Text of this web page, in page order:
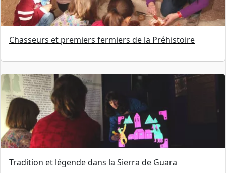
Chasseurs et premiers fermiers de la Préhistoire
Tradition et légende dans la Sierra de Guara